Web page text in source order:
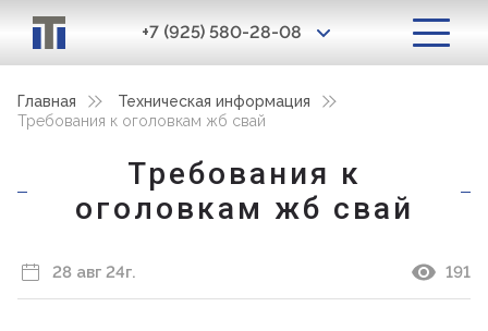
+7 (925) 580-28-08
Главная
Техническая информация
Требования к оголовкам жб свай
Требования к
оголовкам жб свай
28 авг 24г. 191